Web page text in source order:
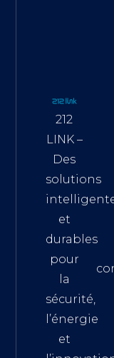
212
LINK –
Des
solutions
et
durables
pour
la
sécurité,
l’énergie
et